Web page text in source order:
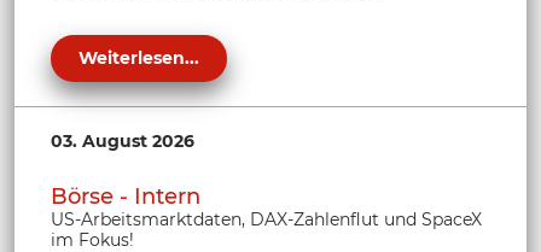
Weiterlesen...
03. August 2026
Börse - Intern
US-Arbeitsmarktdaten, DAX-Zahlenflut und SpaceX
im Fokus!